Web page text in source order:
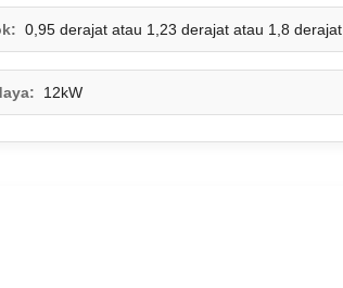
0,95 derajat atau 1,23 derajat atau 1,8 derajat
12kW